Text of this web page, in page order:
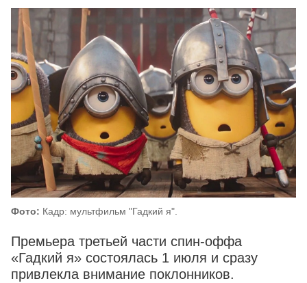
Фото: Кадр: мультфильм "Гадкий я".
Премьера третьей части спин‑оффа
«Гадкий я» состоялась 1 июля и сразу
привлекла внимание поклонников.